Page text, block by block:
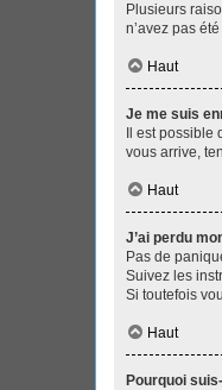
Plusieurs
n’avez pas
Haut
Je me suis
Il est
vous arrive,
Haut
J’ai perdu
Pas de
Suivez les
Si toutefois
Haut
Pourquoi